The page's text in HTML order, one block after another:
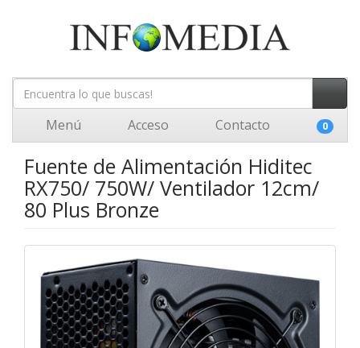
Menú Acceso Contacto 0
Fuente de Alimentación Hiditec
RX750/ 750W/ Ventilador 12cm/
80 Plus Bronze